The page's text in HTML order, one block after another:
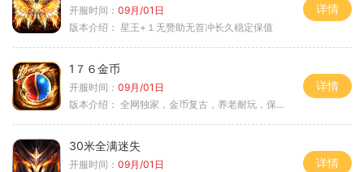
开服时间： 09月/01日
版本介绍： 星王+１无赞助无首冲长久稳定保值
详情
1７６金币
开服时间： 09月/01日
版本介绍： 全网独家，金币复古，养老耐玩，保底回収
详情
30米全满迷失
开服时间： 09月/01日
详情